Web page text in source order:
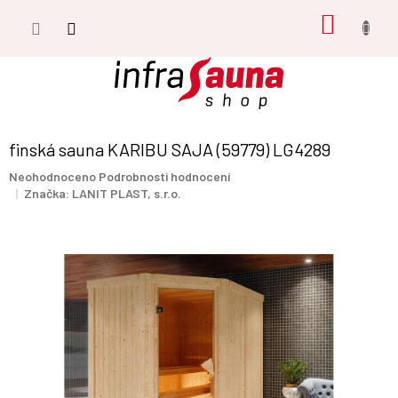
finská sauna KARIBU SAJA (59779) LG4289
Průměrné
hodnocení
hvězdiček.
Neohodnoceno Podrobnosti hodnocení
Značka: LANIT PLAST, s.r.o.